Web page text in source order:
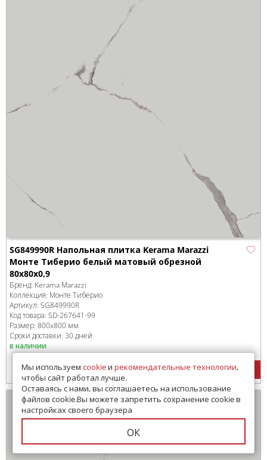
SG849990R Напольная плитка Kerama Marazzi
Монте Тиберио белый матовый обрезной
80x80x0,9
Бренд: Kerama Marazzi
Коллекция: Монте Тиберио
Артикул: SG849990R
Код товара: SD-267641-99
Размер: 800x800 мм
Сроки доставки: 30 дней
в наличии
3528руб./м2
Мы используем cookieи рекомендательные технологии,
чтобы сайт работал лучше.
Оставаясь с нами, вы соглашаетесь на использование
файлов cookie.Вы можете запретить сохранение cookie в
настройках своего браузера
ОК